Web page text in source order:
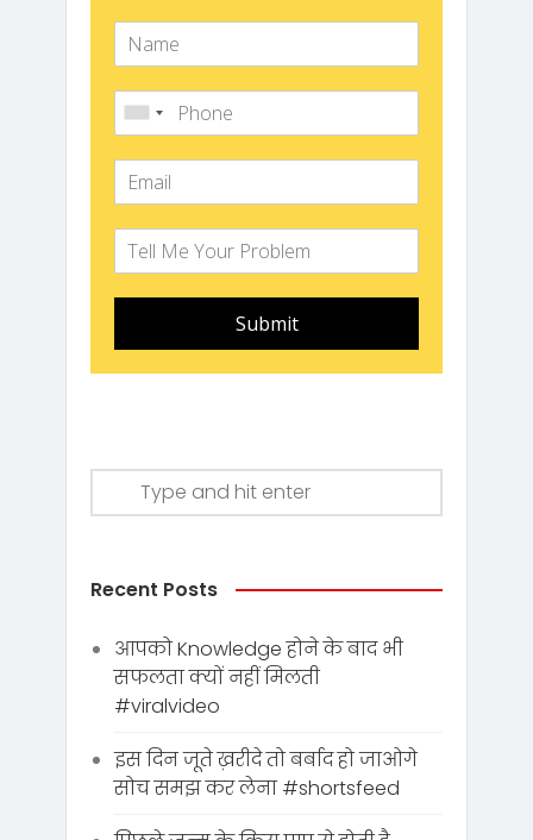
Submit
Recent Posts
आपको Knowledge होने के बाद भी
सफलता क्यों नहीं मिलती
#viralvideo
इस दिन जूते ख़रीदे तो बर्बाद हो जाओगे
सोच समझ कर लेना #shortsfeed